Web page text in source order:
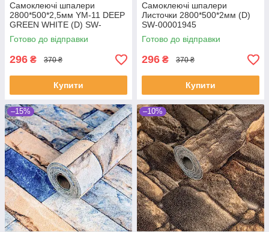
Самоклеючі шпалери
2800*500*2,5мм YM-11 DEEP
GREEN WHITE (D) SW-
00002019
Готово до відправки
296 ₴ 370 ₴
Купити
Самоклеючі шпалери
Листочки 2800*500*2мм (D)
SW-00001945
Готово до відправки
296 ₴ 370 ₴
Купити
–15% –10%